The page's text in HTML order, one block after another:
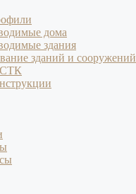
дома
здания
зданий и сооружений